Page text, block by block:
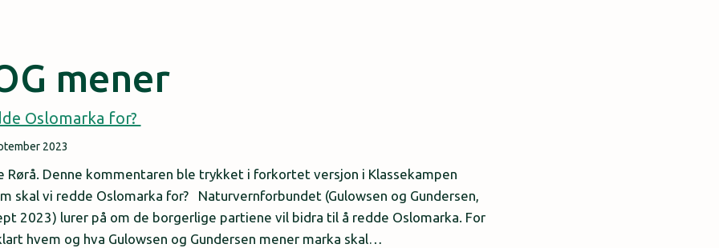
mener
Oslomarka for?
2023
Rørå. Denne kommentaren ble trykket i forkortet versjon i Klassekampen
skal vi redde Oslomarka for? Naturvernforbundet (Gulowsen og Gundersen,
2023) lurer på om de borgerlige partiene vil bidra til å redde Oslomarka. For
hvem og hva Gulowsen og Gundersen mener marka skal…